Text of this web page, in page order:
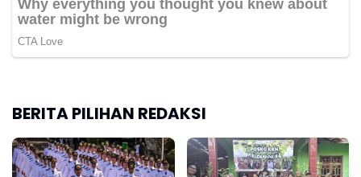
BERITA PILIHAN REDAKSI